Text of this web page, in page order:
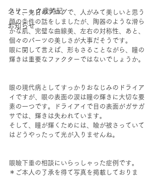
クリニック歳時記
お知らせ
さて、先日のブログで、人がみて美しいと思う
顔の条件の話をしましたが、陶器のような滑ら
かな肌、完璧な曲線美、左右の対称性、あと、
個々のパーツの美しさが大事だそうです。
眼に関して言えば、形もさることながら、瞳の
輝きは重要なファクターではないでしょうか。
眼の現代病としてすっかりおなじみのドライア
イですが、眼の表面の涙は瞳の輝きに大切な要
素の一つです。ドライアイで目の表面がガサガ
サでは、輝きは失われています。
そして、瞳が輝くためには、瞼が被さっていて
はどうやったって光が入りませんね。
眼瞼下垂の相談にいらっしゃった症例です。
＊ご本人の了承を得て写真を掲載しておりま